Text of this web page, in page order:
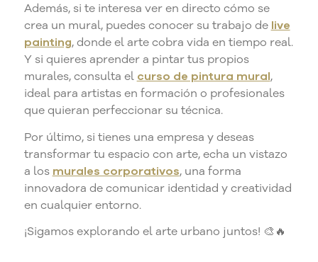
Además, si te interesa ver en directo cómo se
crea un mural, puedes conocer su trabajo de live
painting, donde el arte cobra vida en tiempo real.
Y si quieres aprender a pintar tus propios
murales, consulta el curso de pintura mural,
ideal para artistas en formación o profesionales
que quieran perfeccionar su técnica.
Por último, si tienes una empresa y deseas
transformar tu espacio con arte, echa un vistazo
a los murales corporativos, una forma
innovadora de comunicar identidad y creatividad
en cualquier entorno.
¡Sigamos explorando el arte urbano juntos! 🎨🔥